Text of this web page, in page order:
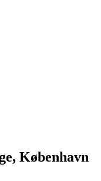
København